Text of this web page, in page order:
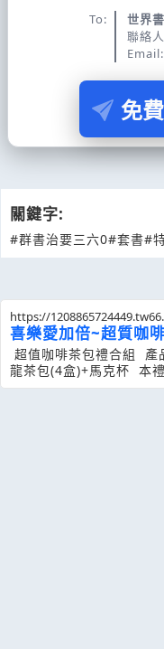
To:
世界
聯絡
免
關鍵字:
#群書治要三六0#套書#
https://
喜樂愛加倍~超質咖
龍茶包